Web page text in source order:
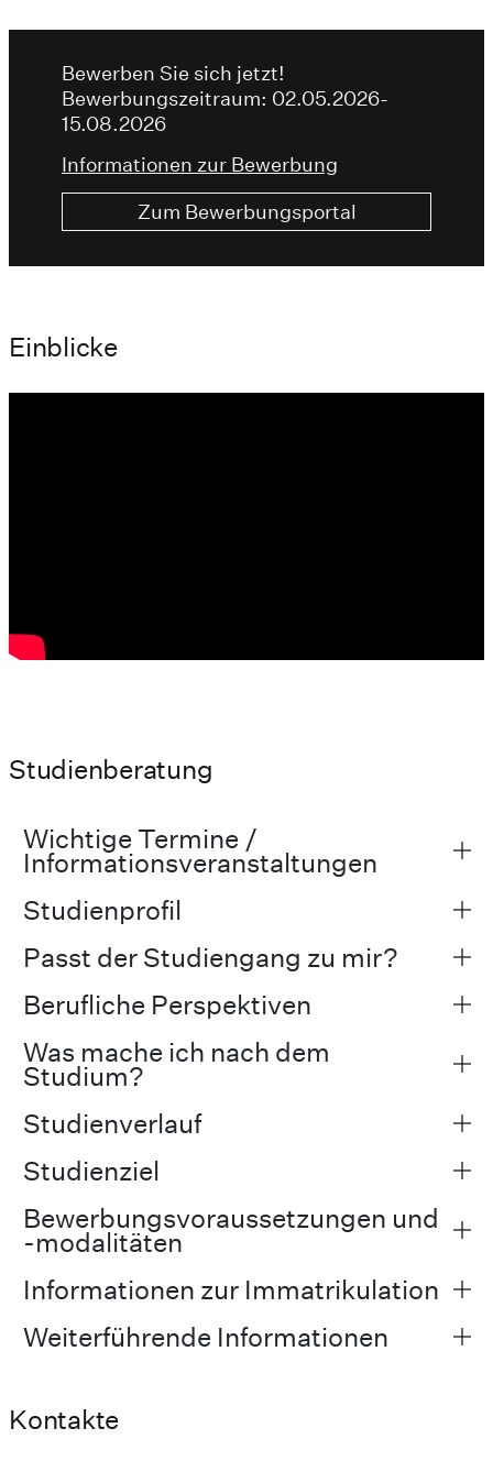
Bewerben Sie sich jetzt!
Bewerbungszeitraum: 02.05.2026-
15.08.2026
Informationen zur Bewerbung
Zum Bewerbungsportal
Einblicke
Studienberatung
Wichtige Termine /
Informationsveranstaltungen
Studienprofil
Passt der Studiengang zu mir?
Berufliche Perspektiven
Was mache ich nach dem
Studium?
Studienverlauf
Studienziel
Bewerbungsvoraussetzungen und
-modalitäten
Informationen zur Immatrikulation
Weiterführende Informationen
Kontakte